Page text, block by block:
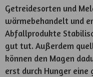
Getreidesorten und
wärmebehandelt und
Abfallprodukte
gut tut. Außerdem
können den Magen
erst durch Hunger